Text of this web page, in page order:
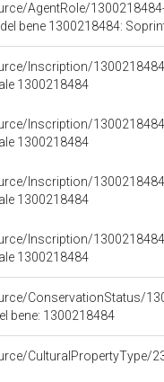
AgentRole/
bene 1300218484:
Inscription/
1300218484
Inscription/
1300218484
Inscription/
1300218484
Inscription/
1300218484
ConservationStatus/
bene: 1300218484
CulturalPropertyType/